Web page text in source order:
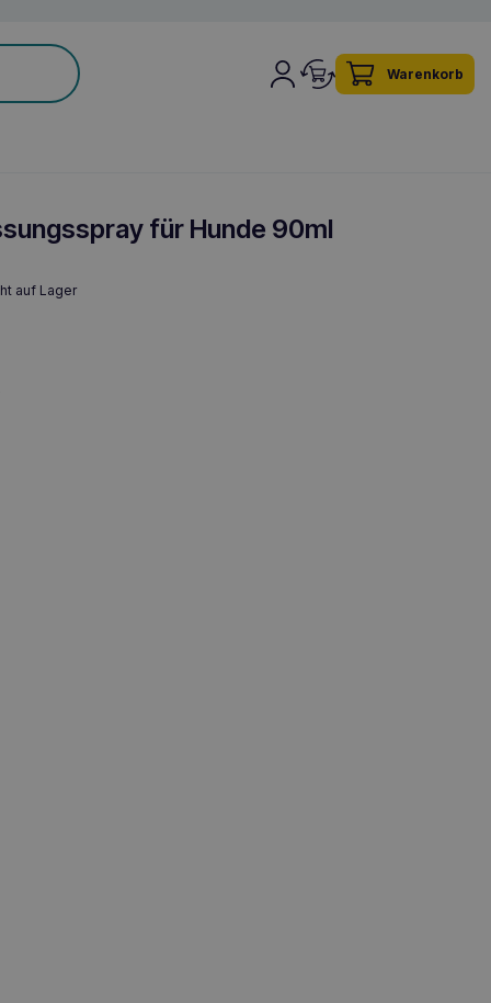
Warenkorb
für Hunde 90ml
auf Lager